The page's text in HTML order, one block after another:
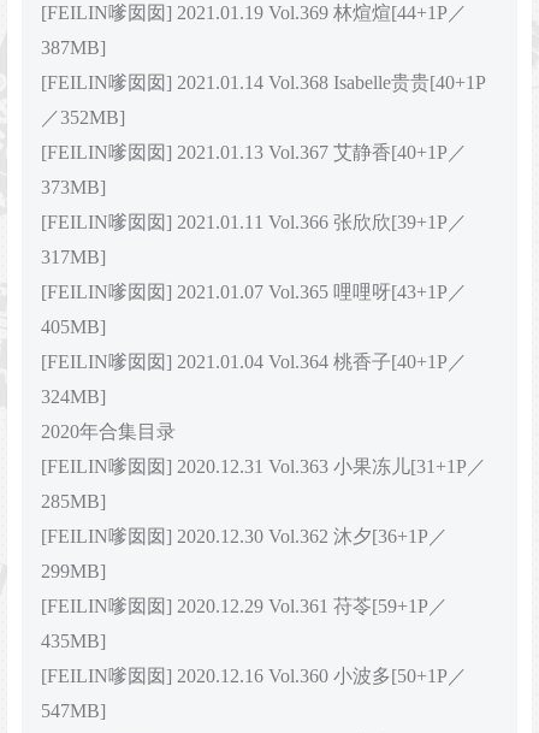
[FEILIN嗲囡囡] 2021.01.19 Vol.369 林煊煊[44+1P／
387MB]
[FEILIN嗲囡囡] 2021.01.14 Vol.368 Isabelle贵贵[40+1P
／352MB]
[FEILIN嗲囡囡] 2021.01.13 Vol.367 艾静香[40+1P／
373MB]
[FEILIN嗲囡囡] 2021.01.11 Vol.366 张欣欣[39+1P／
317MB]
[FEILIN嗲囡囡] 2021.01.07 Vol.365 哩哩呀[43+1P／
405MB]
[FEILIN嗲囡囡] 2021.01.04 Vol.364 桃香子[40+1P／
324MB]
2020年合集目录
[FEILIN嗲囡囡] 2020.12.31 Vol.363 小果冻儿[31+1P／
285MB]
[FEILIN嗲囡囡] 2020.12.30 Vol.362 沐夕[36+1P／
299MB]
[FEILIN嗲囡囡] 2020.12.29 Vol.361 苻苓[59+1P／
435MB]
[FEILIN嗲囡囡] 2020.12.16 Vol.360 小波多[50+1P／
547MB]